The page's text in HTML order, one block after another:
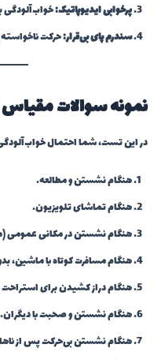
پرخوابی ایدیوپاتیک:
سندرم پای بی‌قرار:حرکت
نمونه سوالات
در این تست، شما احتمال
هنگام نشستن و مطالعه.
هنگام تماشای تلویزیون.
هنگام نشستن در مکانی عمومی
هنگام مسافرت کوتاه با ماشین،
هنگام دراز کشیدن برای استراحت
هنگام نشستن و صحبت با دیگران.
هنگام نشستن بی‌حرکت پس از